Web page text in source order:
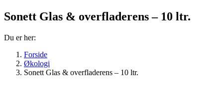
Sonett Glas & overfladerens – 10 ltr.
Du er her:
Forside
Økologi
Sonett Glas & overfladerens – 10 ltr.